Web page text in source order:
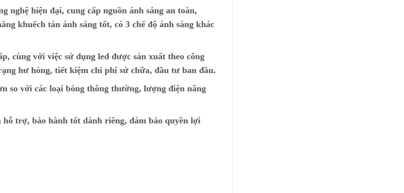
nghệ hiện đại, cung cấp nguồn ánh sáng an toàn,
khuếch tán ánh sáng tốt, có 3 chế độ ánh sáng khác
cùng với việc sử dụng led được sản xuất theo công
hư hỏng, tiết kiệm chi phí sử chữa, đầu tư ban đầu.
so với các loại bóng thông thường, lượng điện năng
trợ, bảo hành tốt dành riêng, đảm bảo quyền lợi